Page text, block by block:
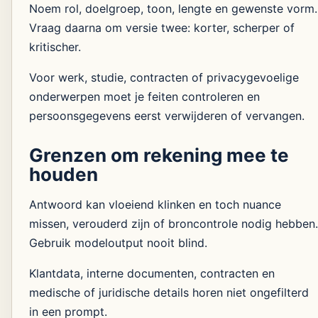
Noem rol, doelgroep, toon, lengte en gewenste vorm.
Vraag daarna om versie twee: korter, scherper of
kritischer.
Voor werk, studie, contracten of privacygevoelige
onderwerpen moet je feiten controleren en
persoonsgegevens eerst verwijderen of vervangen.
Grenzen om rekening mee te
houden
Antwoord kan vloeiend klinken en toch nuance
missen, verouderd zijn of broncontrole nodig hebben.
Gebruik modeloutput nooit blind.
Klantdata, interne documenten, contracten en
medische of juridische details horen niet ongefilterd
in een prompt.